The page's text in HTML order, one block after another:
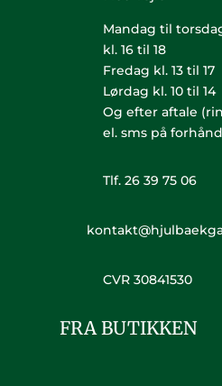
Mandag til
kl. 16 til 18
Fredag kl. 13 til 17
Lørdag kl. 10 til 14
Og efter aftale
el. sms på
Tlf. 26 39 75 06
CVR 30841530
FRA BUTIKKEN